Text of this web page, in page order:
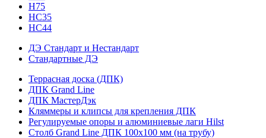
H75
HС35
НС44
ДЭ Стандарт и Нестандарт
Стандартные ДЭ
Террасная доска (ДПК)
ДПК Grand Line
ДПК МастерДэк
Кляммеры и клипсы для крепления ДПК
Регулируемые опоры и алюминиевые лаги Hilst
Столб Grand Line ДПК 100х100 мм (на трубу)